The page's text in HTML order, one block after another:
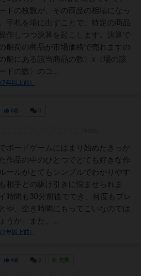
ドの枚数が、その商品の相場になっ
手札を場に出すことで、特定の商品
作しつつ決算を起こします。決算で
船荷の商品が市場価格で売れますの
船にある該当商品の数〉x〈場の該
ドの数〉のコ...
年以上前）
0名
ボードゲームにはまり始めたきっか
作品の中のひとつでとても好きな作
ールがとてもシンプルでわかりやす
相手との駆け引きに悩ませられま
時間も30分前後ででき、何度もプレ
や、空き時間にもってこいなのでは
うか。また、...
年以上前）
4名 充実